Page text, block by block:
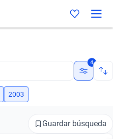
4
2003
Guardar búsqueda